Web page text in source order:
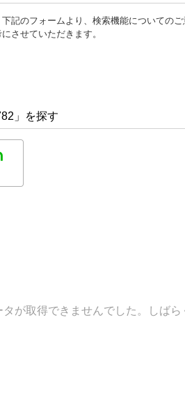
記のフォームより、検索機能についてのご
させていただきます。
」を探す
タが取得できませんでした。しば